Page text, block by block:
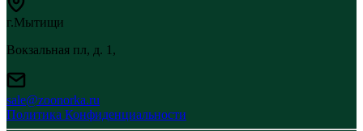
г.Мытищи
Вокзальная пл, д. 1,
sale@zoonorka.ru
Политика Конфиденциальности